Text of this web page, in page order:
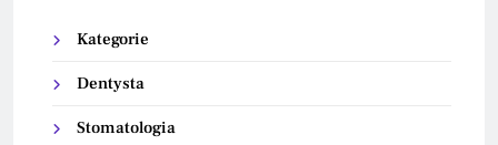
Kategorie
Dentysta
Stomatologia